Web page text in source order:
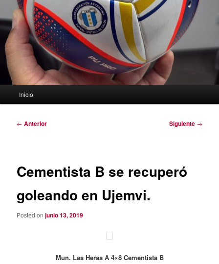
Inicio
Navegación
← Anterior Siguiente →
Cementista B se recuperó
goleando en Ujemvi.
Posted onjunio 13, 2019
Mun. Las Heras A 4×8 Cementista B